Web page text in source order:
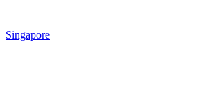
Singapore